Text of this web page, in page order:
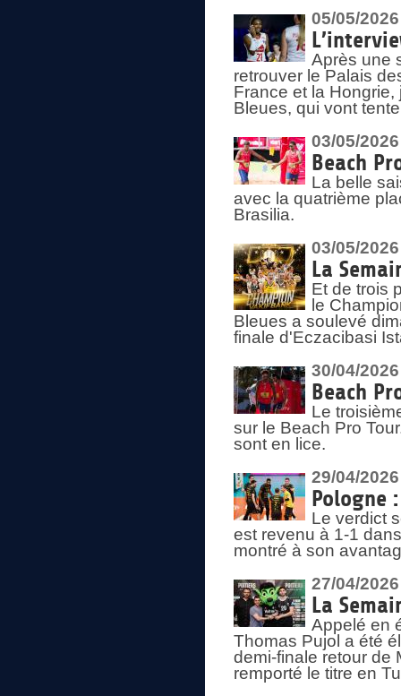
05/05/2026
Après une
retrouver le Palais
France et la Hongrie,
Bleues, qui vont
03/05/2026
Beach
La belle
avec la quatrième
Brasilia.
03/05/2026
La
Et de trois
le
Bleues a soulevé
finale d'Eczacibasi
30/04/2026
Beach
Le
sur le Beach Pro
sont en lice.
29/04/2026
Pologne
Le verdict
est revenu à 1-1
montré à son
27/04/2026
La
Appelé en
Thomas Pujol a été
demi-finale retour de
remporté le titre en